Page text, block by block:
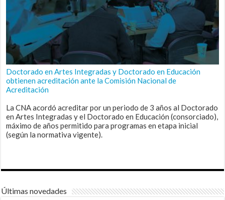
Doctorado en Artes Integradas y Doctorado en Educación
obtienen acreditación ante la Comisión Nacional de
Acreditación
La CNA acordó acreditar por un periodo de 3 años al Doctorado
en Artes Integradas y el Doctorado en Educación (consorciado),
máximo de años permitido para programas en etapa inicial
(según la normativa vigente).
Últimas novedades